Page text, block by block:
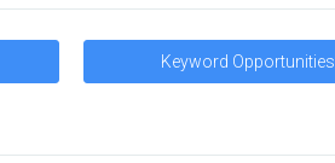
Keyword Opportunities